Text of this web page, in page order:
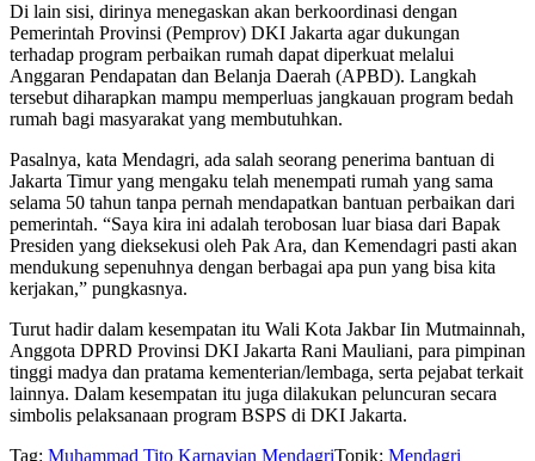
Di lain sisi, dirinya menegaskan akan berkoordinasi dengan
Pemerintah Provinsi (Pemprov) DKI Jakarta agar dukungan
terhadap program perbaikan rumah dapat diperkuat melalui
Anggaran Pendapatan dan Belanja Daerah (APBD). Langkah
tersebut diharapkan mampu memperluas jangkauan program bedah
rumah bagi masyarakat yang membutuhkan.
Pasalnya, kata Mendagri, ada salah seorang penerima bantuan di
Jakarta Timur yang mengaku telah menempati rumah yang sama
selama 50 tahun tanpa pernah mendapatkan bantuan perbaikan dari
pemerintah. “Saya kira ini adalah terobosan luar biasa dari Bapak
Presiden yang dieksekusi oleh Pak Ara, dan Kemendagri pasti akan
mendukung sepenuhnya dengan berbagai apa pun yang bisa kita
kerjakan,” pungkasnya.
Turut hadir dalam kesempatan itu Wali Kota Jakbar Iin Mutmainnah,
Anggota DPRD Provinsi DKI Jakarta Rani Mauliani, para pimpinan
tinggi madya dan pratama kementerian/lembaga, serta pejabat terkait
lainnya. Dalam kesempatan itu juga dilakukan peluncuran secara
simbolis pelaksanaan program BSPS di DKI Jakarta.
Tag: Muhammad Tito Karnavian MendagriTopik: Mendagri